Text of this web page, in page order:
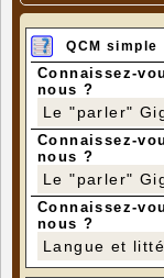
QCM simple
Connaissez-
nous ?
Le "parler"
Connaissez-
nous ?
Le "parler"
Connaissez-
nous ?
Langue et